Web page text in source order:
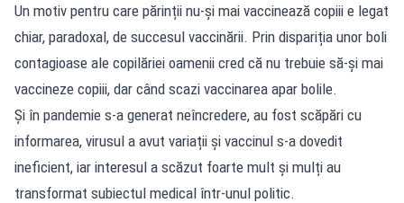
Un motiv pentru care părinții nu-și mai vaccinează copiii e legat
chiar, paradoxal, de succesul vaccinării. Prin dispariția unor boli
contagioase ale copilăriei oamenii cred că nu trebuie să-și mai
vaccineze copiii, dar când scazi vaccinarea apar bolile.
Și în pandemie s-a generat neîncredere, au fost scăpări cu
informarea, virusul a avut variații și vaccinul s-a dovedit
ineficient, iar interesul a scăzut foarte mult și mulți au
transformat subiectul medical într-unul politic.